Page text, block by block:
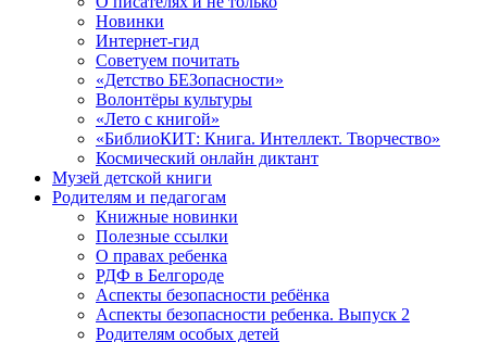
Новинки
Интернет-гид
Советуем почитать
«Детство БЕЗопасности»
Волонтёры культуры
«Лето с книгой»
«БиблиоКИТ: Книга. Интеллект. Творчество»
Космический онлайн диктант
Музей детской книги
Родителям и педагогам
Книжные новинки
Полезные ссылки
О правах ребенка
РДФ в Белгороде
Аспекты безопасности ребёнка
Аспекты безопасности ребенка. Выпуск 2
Родителям особых детей